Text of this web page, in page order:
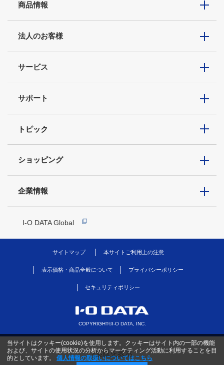
商品情報
法人のお客様
サービス
サポート
トピック
ショッピング
企業情報
I-O DATA Global
サイトマップ 本サイトご利用上の注意
表示価格・商品全般について プライバシーポリシー
セキュリティポリシー
COPYRIGHT©I-O DATA, INC.
当サイトはクッキー(cookie)を使用します。クッキーはサイト内の一部の機能
および、サイトの使用状況の分析からマーケティング活動に利用することを目
的としています。
個人情報の取扱いについてはこちら
PC版を表示